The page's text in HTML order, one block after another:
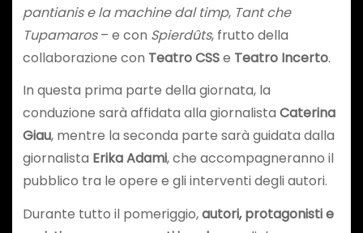
pantianis e la machine dal timp, Tant che
Tupamaros– e con Spierdûts, frutto della
collaborazione con TeatroCSSe Teatro Incerto.
In questa prima parte della giornata, la
conduzione sarà affidata alla giornalista Caterina
Giau, mentre la seconda parte sarà guidata dalla
giornalista Erika Adami, che accompagneranno il
pubblico tra le opere e gli interventi degli autori.
Durante tutto il pomeriggio,autori, protagonisti e